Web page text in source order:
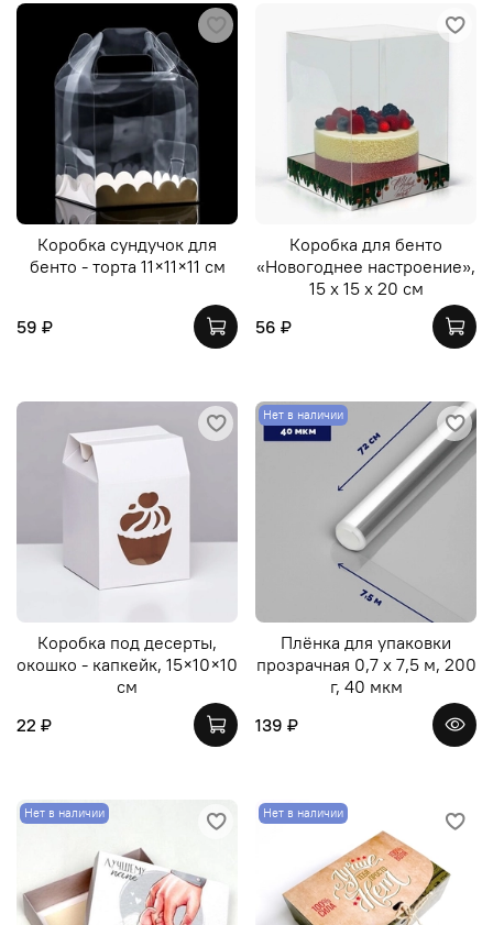
Коробка сундучок для
бенто - торта 11×11×11 см
59 ₽
Коробка для бенто
«Новогоднее настроение»,
15 х 15 х 20 см
56 ₽
Коробка под десерты,
окошко - капкейк, 15×10×10
см
22 ₽
Нет в наличии
Плёнка для упаковки
прозрачная 0,7 х 7,5 м, 200
г, 40 мкм
139 ₽
Нет в наличии Нет в наличии